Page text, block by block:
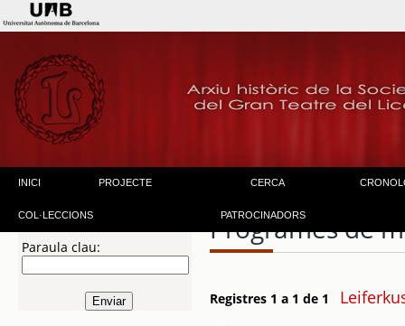
INICI PROJECTE CERCA
COL·LECCIONS PATROCINADORS
Paraula clau:
Programes de
Registres 1 a 1 de 1